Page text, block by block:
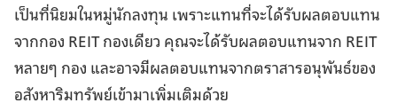
เป็นที่นิยมในหมู่นักลงทุน เพราะแทนที่จะได้รับผลตอบแทน
จากกอง REIT กองเดียว คุณจะได้รับผลตอบแทนจาก REIT
หลายๆ กอง และอาจมีผลตอบแทนจากตราสารอนุพันธ์ของ
อสังหาริมทรัพย์เข้ามาเพิ่มเติมด้วย